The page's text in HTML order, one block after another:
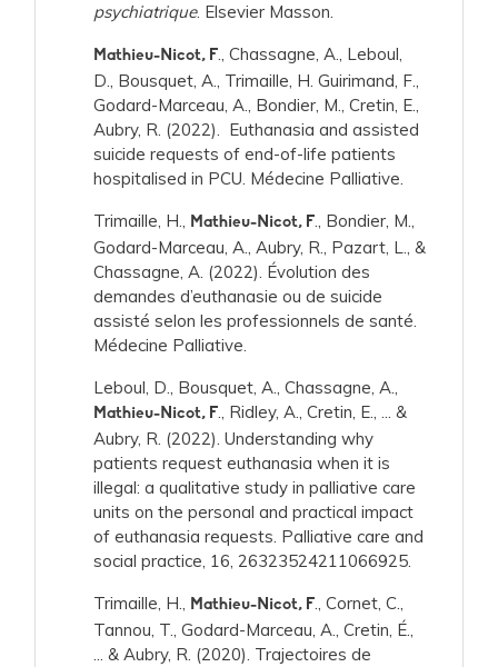
psychiatrique. Elsevier Masson.
Mathieu-Nicot, F., Chassagne, A., Leboul,
D., Bousquet, A., Trimaille, H. Guirimand, F.,
Godard-Marceau, A., Bondier, M., Cretin, E.,
Aubry, R. (2022). Euthanasia and assisted
suicide requests of end-of-life patients
hospitalised in PCU. Médecine Palliative.
Trimaille, H., Mathieu-Nicot, F., Bondier, M.,
Godard-Marceau, A., Aubry, R., Pazart, L., &
Chassagne, A. (2022). Évolution des
demandes d’euthanasie ou de suicide
assisté selon les professionnels de santé.
Médecine Palliative.
Leboul, D., Bousquet, A., Chassagne, A.,
Mathieu-Nicot, F., Ridley, A., Cretin, E., ... &
Aubry, R. (2022). Understanding why
patients request euthanasia when it is
illegal: a qualitative study in palliative care
units on the personal and practical impact
of euthanasia requests. Palliative care and
social practice, 16, 26323524211066925.
Trimaille, H., Mathieu-Nicot, F., Cornet, C.,
Tannou, T., Godard-Marceau, A., Cretin, É.,
... & Aubry, R. (2020). Trajectoires de